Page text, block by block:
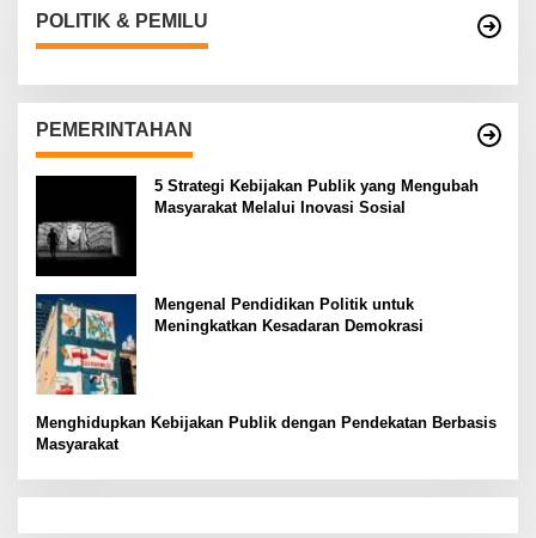
POLITIK & PEMILU
PEMERINTAHAN
5 Strategi Kebijakan Publik yang Mengubah
Masyarakat Melalui Inovasi Sosial
Mengenal Pendidikan Politik untuk
Meningkatkan Kesadaran Demokrasi
Menghidupkan Kebijakan Publik dengan Pendekatan Berbasis
Masyarakat